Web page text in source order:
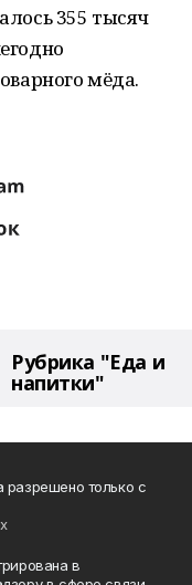
355 тысяч
мёда.
Рубрика "Еда и
напитки"
только с
в